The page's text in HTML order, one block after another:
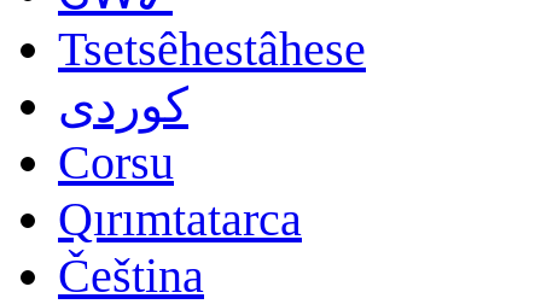
Tsetsêhestâhese
کوردی
Corsu
Qırımtatarca
Čeština